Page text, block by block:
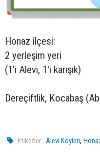
Honaz ilçesi:
2 yerleşim yeri
(1'i Alevi, 1'i karışık)
Dereçiftlik, Kocabaş
Etiketler : Alevi Köyleri,